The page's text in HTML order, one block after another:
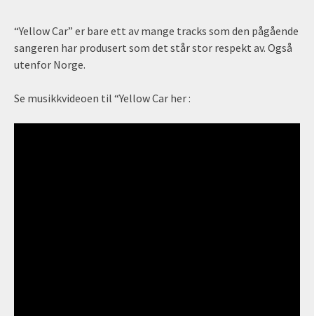
“Yellow Car” er bare ett av mange tracks som den pågående
sangeren har produsert som det står stor respekt av. Også
utenfor Norge.
Se musikkvideoen til “Yellow Car her :